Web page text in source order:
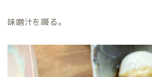
味噌汁を啜る。